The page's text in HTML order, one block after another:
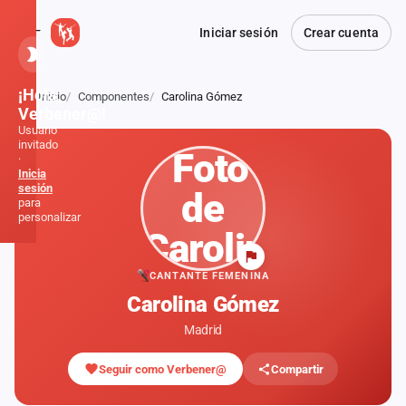
Iniciar sesión Crear cuenta
Atrás
Inicio Componentes Carolina Gómez
CANTANTE FEMENINA
Carolina Gómez
Madrid
Seguir como Verbener@ Compartir
¡Hola,
Verbener@!
Usuario
invitado
·
Inicia
sesión
para
personalizar
Formaciones